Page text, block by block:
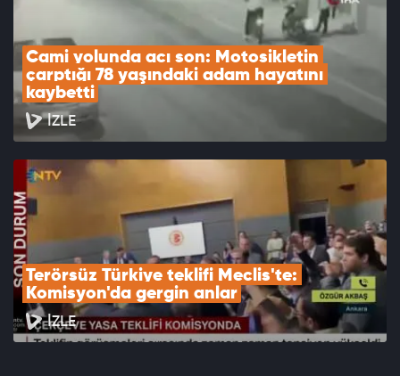
Cami yolunda acı son: Motosikletin
çarptığı 78 yaşındaki adam hayatını
kaybetti
İZLE
Terörsüz Türkiye teklifi Meclis'te:
Komisyon'da gergin anlar
İZLE